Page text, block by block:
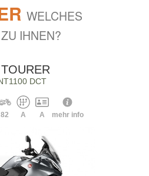
WELCHES
IHNEN?
DCT
82 A A mehr info